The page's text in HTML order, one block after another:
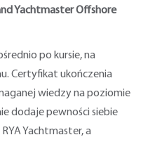
Yachtmaster Offshore
po kursie, na
Certyfikat ukończenia
wiedzy na poziomie
dodaje pewności siebie
Yachtmaster, a